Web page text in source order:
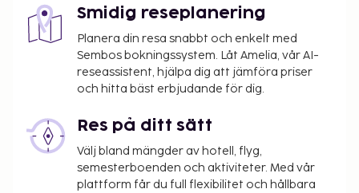
Smidig reseplanering
Planera din resa snabbt och enkelt med
Sembos bokningssystem. Låt Amelia, vår AI-
reseassistent, hjälpa dig att jämföra priser
och hitta bäst erbjudande för dig.
Res på ditt sätt
Välj bland mängder av hotell, flyg,
semesterboenden och aktiviteter. Med vår
plattform får du full flexibilitet och hållbara